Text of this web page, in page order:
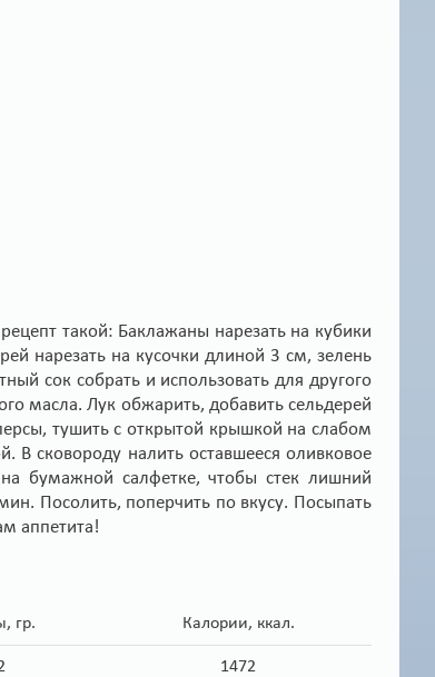
такой: Баклажаны нарезать на кубики
нарезать на кусочки длиной 3 см, зелень
сок собрать и использовать для другого
масла. Лук обжарить, добавить сельдерей
тушить с открытой крышкой на слабом
сковороду налить оставшееся оливковое
бумажной салфетке, чтобы стек лишний
Посолить, поперчить по вкусу. Посыпать
аппетита!
гр. Калории, ккал.
1472